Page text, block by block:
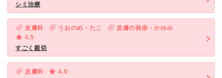
シミ治療
皮膚科 うおのめ・たこ
皮膚の発疹・かゆみ
4.5
すごく親切
皮膚科 4.0